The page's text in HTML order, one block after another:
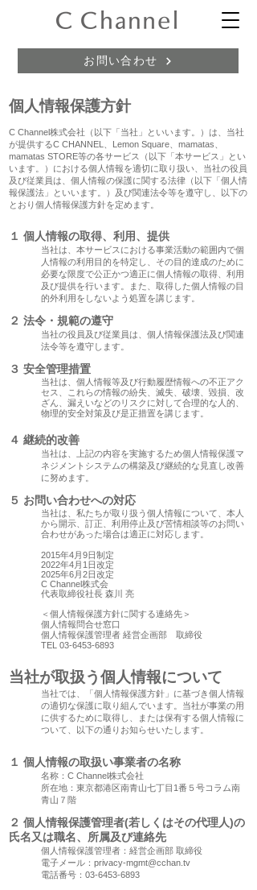
お問い合わせ
個人情報保護方針
C Channel株式会社（以下「当社」といいます。）は、当社
が提供するC CHANNEL、Lemon Square、mamatas、
mamatas STORE等の各サービス（以下「本サービス」とい
います。）における個人情報を適切に取り扱い、当社の役員
及び従業員は、個人情報の保護に関する法律（以下「個人情
報保護法」といいます。）及び関連法令等を遵守し、以下の
とおり個人情報保護方針を定めます。
１ 個人情報の取得、 利用、 提供
当社は、本サービスにおける事業活動の範囲内で個
人情報の利用目的を特定し、その目的達成のために
必要な限度で公正かつ適正に個人情報の取得、利用
及び提供を行います。また、取得した個人情報の目
的外利用をしないよう処置を講じます。
２ 法令・規範の遵守
当社の役員及び従業員は、個人情報保護法及び関連
法令等を遵守します。
３ 安全管理措置
当社は、個人情報等及び行動履歴情報への不正アク
セス、これらの情報の紛失、滅失、破壊、毀損、改
ざん、漏えいなどのリスクに対して合理的な人的、
物理的安全対策及び是正措置を講じます。
４ 継続的改善
当社は、上記の内容を実施するため個人情報保護マ
ネジメントシステムの構築及び継続的な見直し改善
に努めます。
５ お問い合わせへの対応
当社は、私たちが取り扱う個人情報について、本人
から開示、訂正、利用停止及び苦情相談等のお問い
合わせがあった場合は適正に対応します。
2015年4月9日制定
2022年4月1日改定
2025年6月2日改定
C Channel株式会
代表取締役社長 森川 亮
＜個人情報保護方針に関する連絡先＞
個人情報問合せ窓口
個人情報保護管理者 経営企画部 取締役
TEL 03-6453-6893
当社が取扱う個人情報について
当社では、「個人情報保護方針」に基づき個人情報
の適切な保護に取り組んでいます。当社が事業の用
に供するために取得し、または保有する個人情報に
ついて、以下の通りお知らせいたします。
１ 個人情報の取扱い事業者の名称
名称：C Channel株式会社
所在地：東京都港区南青山七丁目1番５号コラム南
青山７階
２ 個人情報保護管理者(若しくはその代理人)の
氏名又は職名、所属及び連絡先
個人情報保護管理者：経営企画部 取締役
電子メール： privacy-mgmt@cchan.tv
電話番号：03-6453-6893